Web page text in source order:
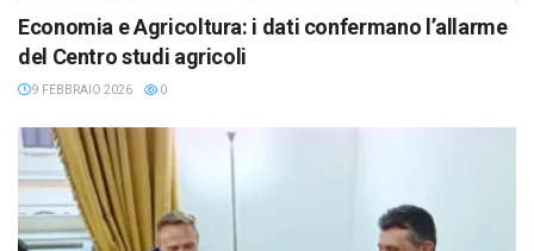
Economia e Agricoltura: i dati confermano l’allarme
del Centro studi agricoli
9 FEBBRAIO 2026 0